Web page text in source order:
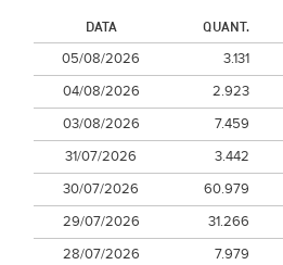
DATA QUANT.
05/08/2026
3.131
04/08/2026
2.923
03/08/2026
7.459
31/07/2026
3.442
30/07/2026
60.979
29/07/2026
31.266
28/07/2026
7.979